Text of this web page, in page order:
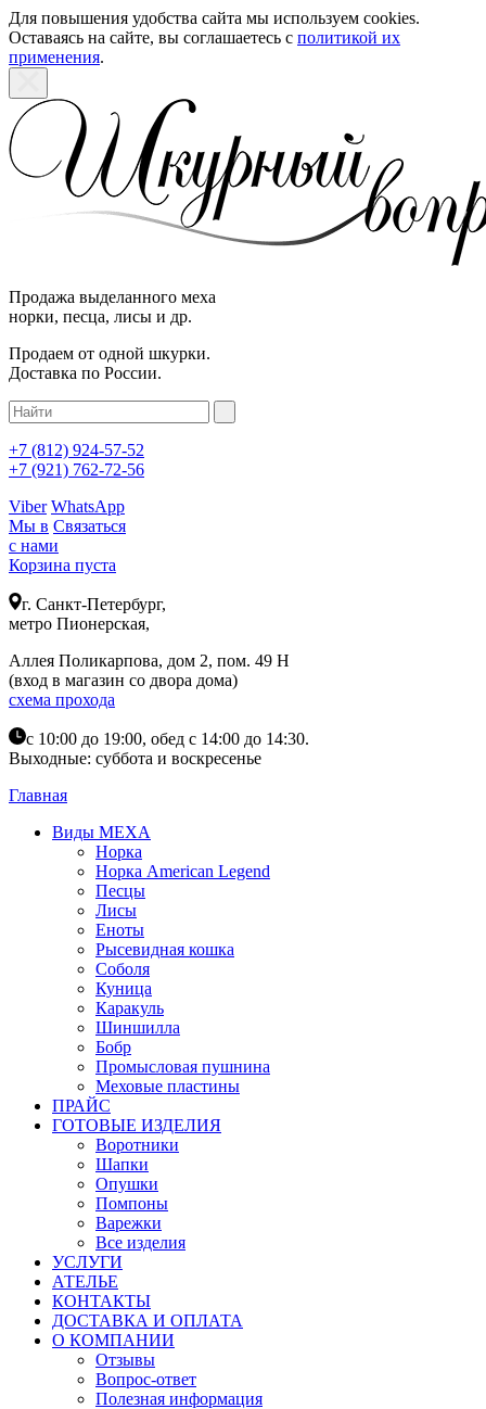
Для повышения удобства сайта мы используем cookies.
Оставаясь на сайте, вы соглашаетесь с политикой их
применения.
Продажа выделанного меха
норки, песца, лисы и др.
Продаем от одной шкурки.
Доставка по России.
+7 (812) 924-57-52
+7 (921) 762-72-56
Viber WhatsApp
Мы в Связаться
с нами
Корзина пуста
г. Санкт-Петербург,
метро Пионерская,
Аллея Поликарпова, дом 2, пом. 49 Н
(вход в магазин со двора дома)
схема прохода
с 10:00 до 19:00, обед с 14:00 до 14:30.
Выходные: суббота и воскресенье
Главная
Виды МЕХА
Норка
Норка American Legend
Песцы
Лисы
Еноты
Рысевидная кошка
Соболя
Куница
Каракуль
Шиншилла
Бобр
Промысловая пушнина
Меховые пластины
ПРАЙС
ГОТОВЫЕ ИЗДЕЛИЯ
Воротники
Шапки
Опушки
Помпоны
Варежки
Все изделия
УСЛУГИ
АТЕЛЬЕ
КОНТАКТЫ
ДОСТАВКА И ОПЛАТА
О КОМПАНИИ
Отзывы
Вопрос-ответ
Полезная информация